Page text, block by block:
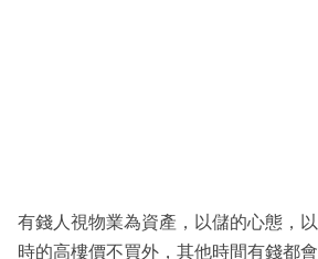
有錢人視物業為資產，以儲的心態，
時的高樓價不買外，其他時間有錢都